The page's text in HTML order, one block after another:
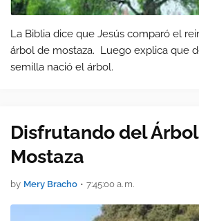
La Biblia dice que Jesús comparó el
árbol de mostaza. Luego explica que
semilla nació el árbol.
Disfrutando del
Mostaza
by Mery Bracho • 7:45:00 a. m.